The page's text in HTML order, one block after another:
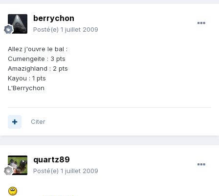
berrychon
Posté(e) 1 juillet 2009
Allez j'ouvre le bal :
Cumengeite : 3 pts
Amazighland : 2 pts
Kayou : 1 pts
L'Berrychon
Citer
quartz89
Posté(e) 1 juillet 2009